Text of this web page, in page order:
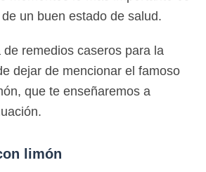
un buen estado de salud.
remedios caseros para la
dejar de mencionar el famoso
que te enseñaremos a
limón